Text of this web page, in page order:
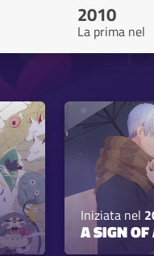
2010
La prima nel
Iniziata nel
A SIGN